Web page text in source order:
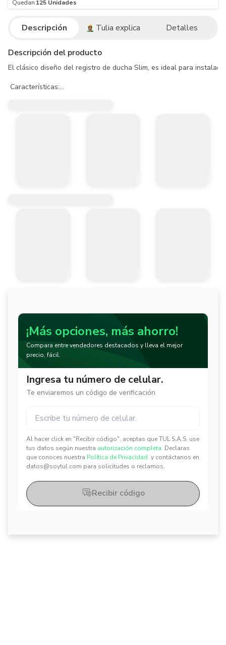
Quedan 125 Unidades
Descripción Tulia explica Detalles
Descripción del producto
El clásico diseño del registro de ducha Slim, es ideal para
Características:
¡Más opciones, más ahorro!
Compara entre vendedores destacados y lleva el mejor
precio, fácil.
Ingresa tu número de celular.
Te enviaremos un código de verificación
Al hacer click en "Recibir código", aceptas que TUL S.A.S. use
tus datos según nuestra autorización completa. Declaras
que conoces nuestra Política de Privacidad. y contáctanos en
datos@soytul.com para solicitudes o reclamos.
Recibir código